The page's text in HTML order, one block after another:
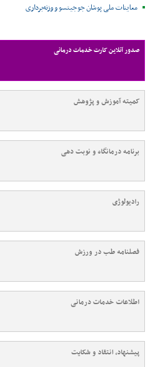
معاینات ملی پوشان جوجیتسو و وزنه‌برداری
صدور آنلاین کارت خدمات درمانی
کمیته آموزش و پژوهش
برنامه درمانگاه و نوبت دهی
رادیولوژی
فصلنامه طب در ورزش
اطلاعات خدمات درمانی
پیشنهاد، انتقاد و شکایت